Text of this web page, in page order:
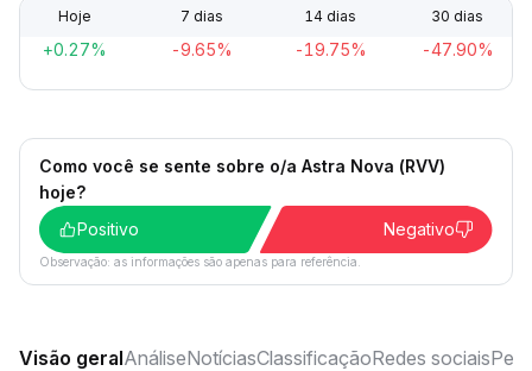
Hoje 7 dias 14 dias 30 dias
+0.27% -9.65% -19.75% -47.90%
Como você se sente sobre o/a Astra Nova (RVV)
hoje?
Positivo
Negativo
Observação: as informações são apenas para referência.
Visão geralAnáliseNotíciasClassificaçãoRedes sociais